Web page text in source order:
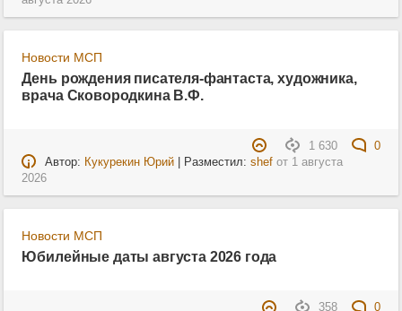
Новости МСП
День рождения писателя-фантаста, художника,
врача Сковородкина В.Ф.
1 630
0
Автор: Кукурекин Юрий| Разместил: shefот 1 августа
2026
Новости МСП
Юбилейные даты августа 2026 года
358 0